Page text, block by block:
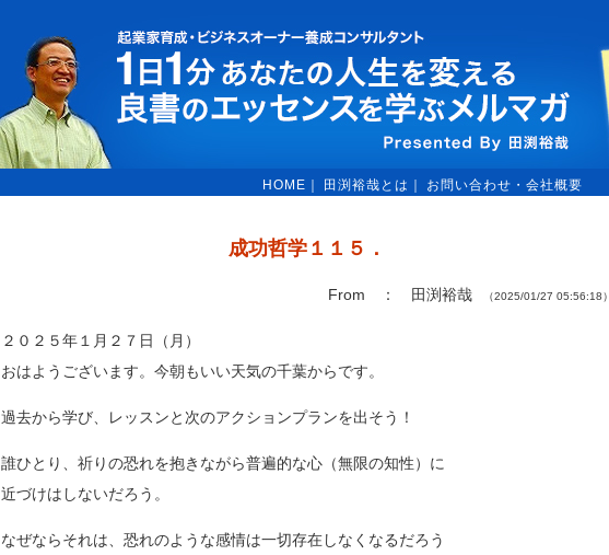
HOME 田渕裕哉とは お問い合わせ・会社概要
成功哲学１１５．
From ： 田渕裕哉 （2025/01/27 05:56:18）
２０２５年１月２７日（月）
おはようございます。今朝もいい天気の千葉からです。
過去から学び、レッスンと次のアクションプランを出そう！
誰ひとり、祈りの恐れを抱きながら普遍的な心（無限の知性）に
近づけはしないだろう。
なぜならそれは、恐れのような感情は一切存在しなくなるだろう